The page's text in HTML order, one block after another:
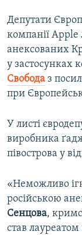
Усі сайти
Депутати
компанії Apple
анексованих
у застосунках
Свобода з
при
У листі
виробника
півострова у
«Неможливо
російською
Сенцова,
став